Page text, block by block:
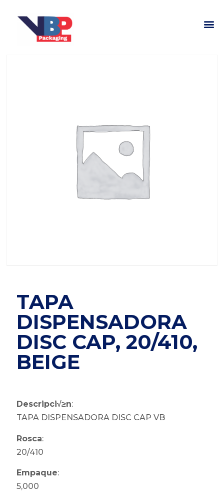
TAPA
DISPENSADORA
DISC CAP, 20/410,
BEIGE
Descripci√≥n:
TAPA DISPENSADORA DISC CAP VB
Rosca:
20/410
Empaque:
5,000